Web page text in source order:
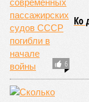
развитых
вычёркивают эти
старения
теоретическую
1759 до 156 лет»